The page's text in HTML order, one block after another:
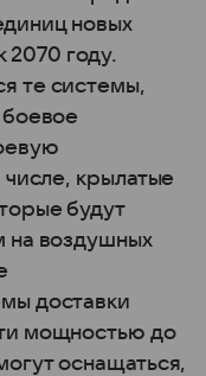
новых
2070 году.
те системы,
боевое
крылатые
будут
на воздушных
доставки
мощностью до
оснащаться,